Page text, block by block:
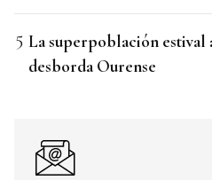
La superpoblación estival
desborda Ourense